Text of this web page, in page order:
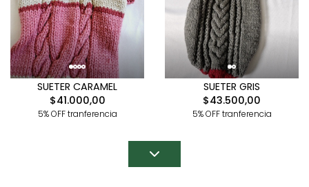
SUETER CARAMEL
$41.000,00
5% OFF tranferencia
SUETER GRIS
$43.500,00
5% OFF tranferencia